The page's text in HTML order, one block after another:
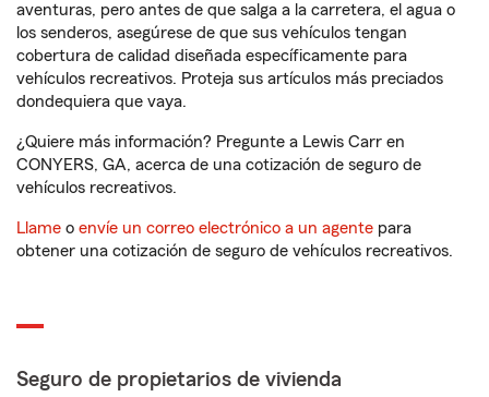
aventuras, pero antes de que salga a la carretera, el agua o
los senderos, asegúrese de que sus vehículos tengan
cobertura de calidad diseñada específicamente para
vehículos recreativos. Proteja sus artículos más preciados
dondequiera que vaya.
¿Quiere más información? Pregunte a Lewis Carr en
CONYERS, GA, acerca de una cotización de seguro de
vehículos recreativos.
Llame o envíe un correo electrónico a un agente para
obtener una cotización de seguro de vehículos recreativos.
Seguro de propietarios de vivienda